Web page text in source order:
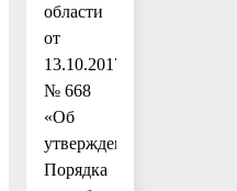
области
от
13.10.2017
№ 668
«Об
утверждении
Порядка